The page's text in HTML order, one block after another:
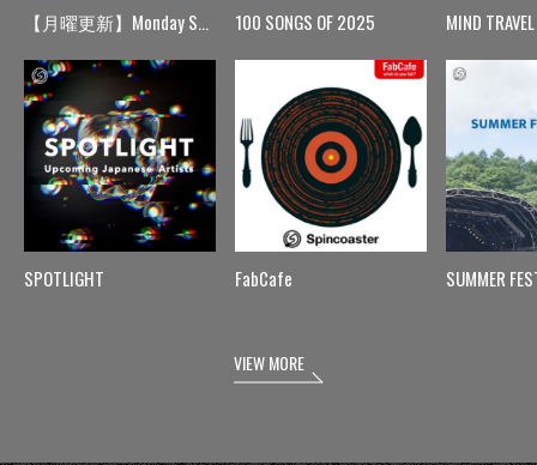
【月曜更新】Monday Spin
SPOTLIGHT
100 SONGS OF 2025
FabCafe
MIND TRAVEL
SUMMER
VIEW MORE